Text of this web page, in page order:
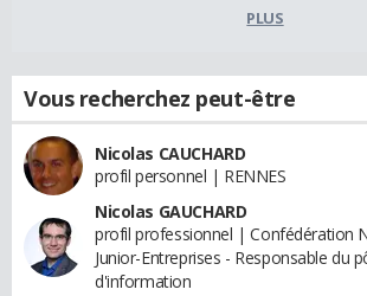
PLUS
Vous recherchez peut-être
Nicolas CAUCHARD
profil personnel | RENNES
Nicolas GAUCHARD
profil professionnel | Confédération
Junior-Entreprises - Responsable du
d'information